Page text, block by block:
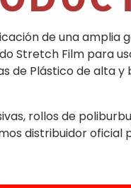
de una amplia
Stretch Film para
de Plástico de alta y
rollos de
distribuidor oficial